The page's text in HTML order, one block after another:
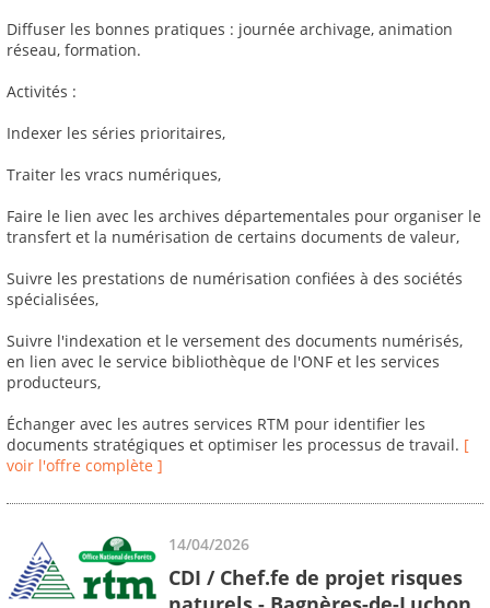
Diffuser les bonnes pratiques : journée archivage, animation
réseau, formation.
Activités :
Indexer les séries prioritaires,
Traiter les vracs numériques,
Faire le lien avec les archives départementales pour organiser le
transfert et la numérisation de certains documents de valeur,
Suivre les prestations de numérisation confiées à des sociétés
spécialisées,
Suivre l'indexation et le versement des documents numérisés,
en lien avec le service bibliothèque de l'ONF et les services
producteurs,
Échanger avec les autres services RTM pour identifier les
documents stratégiques et optimiser les processus de travail. [
voir l'offre complète ]
14/04/2026
CDI / Chef.fe de projet risques